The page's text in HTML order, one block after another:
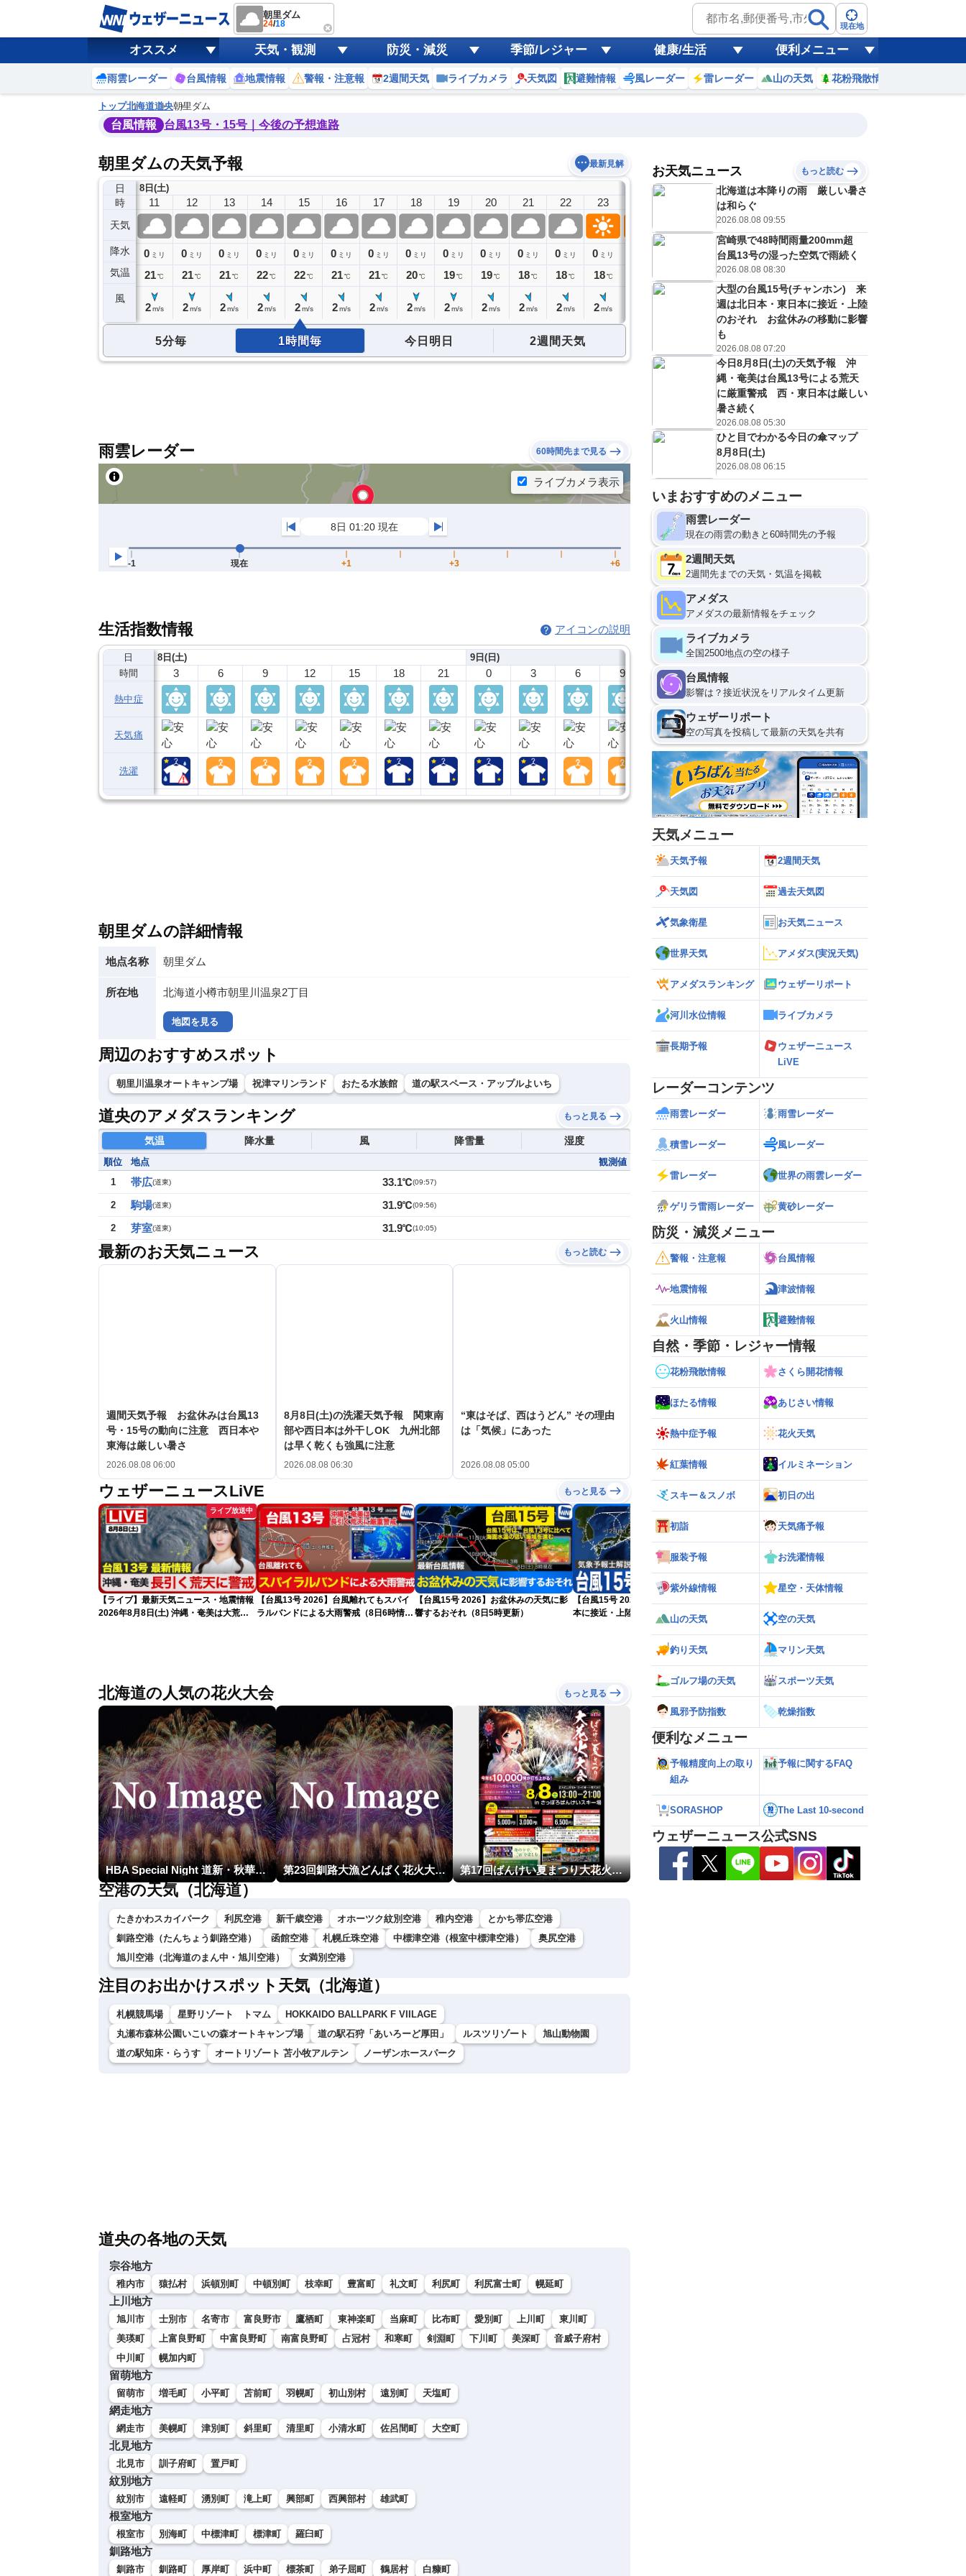
朝里ダム
24/18 現在地
オススメ 天気・観測 防災・減災 季節/レジャー 健康/生活 便利メニュー
雨雲レーダー 台風情報 地震情報 警報・注意報 2週間天気 ライブカメラ 天気図 避難情報 風レーダー 雷レーダー 山の天気 花粉飛散情報
トップ北海道道央朝里ダム
台風情報 台風13号・15号｜今後の予想進路
朝里ダムの天気予報 最新見解
日
時
天気
降水
気温
風
8日(土)
10
0ミリ
20℃
11
0 ミリ
21℃
2 m/s
12
0 ミリ
21℃
2 m/s
13
0 ミリ
21℃
2 m/s
14
0 ミリ
22℃
2 m/s
15
0 ミリ
22℃
2 m/s
16
0 ミリ
21℃
2 m/s
17
0 ミリ
21℃
2 m/s
18
0 ミリ
20℃
2 m/s
19
0 ミリ
19℃
2 m/s
20
0 ミリ
19℃
2 m/s
21
0 ミリ
18℃
2 m/s
22
0 ミリ
18℃
2 m/s
23
0 ミリ
18 ℃
2m/s
9日(日)
2
ミリ
17
m/s
3
0ミリ
17
1m/s
0ミリ
17
1 m/s
0ミリ
1m/s
0
1m/s
5分毎 1時間毎 今日明日 2週間天気
雨雲レーダー 60時間先まで見る
生活指数情報 アイコンの説明
日
時間
熱中症
天気痛
洗濯
8日(土)
3 6 9 12 15 18 21
9日(日)
0 3 6 9 12
朝里ダムの詳細情報
地点名称 朝里ダム
所在地 北海道小樽市朝里川温泉2丁目
地図を見る
周辺のおすすめスポット
朝里川温泉オートキャンプ場 祝津マリンランド おたる水族館 道の駅スペース・アップルよいち
道央のアメダスランキング もっと見る
気温 降水量 風 降雪量 湿度
順位 地点
観測値
1
帯広(道東) 33.1℃(09:57)
2 駒場(道東) 31.9℃(09:56)
2 芽室(道東) 31.9℃(10:05)
最新のお天気ニュース もっと読む
週間天気予報 お盆休みは台風13
号・15号の動向に注意 西日本や
東海は厳しい暑さ
2026.08.08 06:00
8月8日(土)の洗濯天気予報 関東南
部や西日本は外干しOK 九州北部
は早く乾くも強風に注意
2026.08.08 06:30
“東はそば、西はうどん” その理由
は「気候」にあった
2026.08.08 05:00
ウェザーニュースLiVE もっと見る
ライブ放送中
【ライブ】最新天気ニュース・地震情報
2026年8月8日(土) 沖縄・奄美は大荒れ
【台風13号 2026】台風離れてもスパイ
ラルバンドによる大雨警戒（8日6時情
【台風15号 2026】お盆休みの天気に影
響するおそれ（8日5時更新）
【台風15号 2026】今後の進路は？北日
本に接近・上陸する可能性も（7日22時
で続く？／ウェザーニュース気象予報士
解説（7日22時情報）
北海道の人気の花火大会 もっと見る
HBA Special Night 道新・秋華火（はなび） 第23回釧路大漁どんぱく花火大会 ～道新・光と音のファンタジー～ 第17回ばんけい夏まつり大花火大会
空港の天気（北海道）
たきかわスカイパーク 利尻空港 新千歳空港 オホーツク紋別空港 稚内空港
とかち帯広空港
釧路空港（たんちょう釧路空港）
函館空港 札幌丘珠空港 中標津空港（根室中標津空港）
奥尻空港
旭川空港（北海道のまん中・旭川空港）
女満別空港
注目のお出かけスポット天気（北海道）
札幌競馬場 星野リゾート トマム
HOKKAIDO BALLPARK F VIILAGE
丸瀬布森林公園いこいの森オートキャンプ場
道の駅石狩「あいろーど厚田」 ルスツリゾート
旭山動物園
道の駅知床・らうす
オートリゾート 苫小牧アルテン ノーザンホースパーク
道央の各地の天気
宗谷地方
稚内市 猿払村 浜頓別町 中頓別町 枝幸町 豊富町 礼文町 利尻町 利尻富士町 幌延町
上川地方
旭川市 士別市 名寄市 富良野市 鷹栖町 東神楽町 当麻町 比布町 愛別町 上川町
東川町
美瑛町
上富良野町 中富良野町 南富良野町 占冠村 和寒町 剣淵町 下川町 美深町
音威子府村
中川町
幌加内町
留萌地方
留萌市 増毛町 小平町 苫前町 羽幌町 初山別村 遠別町 天塩町
網走地方
網走市 美幌町 津別町 斜里町 清里町 小清水町 佐呂間町 大空町
北見地方
北見市 訓子府町 置戸町
紋別地方
紋別市 遠軽町 湧別町 滝上町 興部町 西興部村 雄武町
根室地方
根室市 別海町 中標津町 標津町 羅臼町
釧路地方
釧路市 釧路町 厚岸町 浜中町 標茶町 弟子屈町 鶴居村 白糠町
お天気ニュース もっと読む
北海道は本降りの雨 厳しい暑さ
は和らぐ
2026.08.08 09:55
宮崎県で48時間雨量200mm超
台風13号の湿った空気で雨続く
2026.08.08 08:30
大型の台風15号(チャンホン) 来
週は北日本・東日本に接近・上陸
のおそれ お盆休みの移動に影響
も
2026.08.08 07:20
今日8月8日(土)の天気予報 沖
縄・奄美は台風13号による荒天
に厳重警戒 西・東日本は厳しい
暑さ続く
2026.08.08 05:30
ひと目でわかる今日の傘マップ
8月8日(土)
2026.08.08 06:15
いまおすすめのメニュー
雨雲レーダー
現在の雨雲の動きと60時間先の予報
2週間天気
2週間先までの天気・気温を掲載
アメダス
アメダスの最新情報をチェック
ライブカメラ
全国2500地点の空の様子
台風情報
影響は？接近状況をリアルタイム更新
ウェザーリポート
空の写真を投稿して最新の天気を共有
天気メニュー
天気予報 2週間天気
天気図 過去天気図
気象衛星 お天気ニュース
世界天気 アメダス(実況天気)
アメダスランキング ウェザーリポート
河川水位情報 ライブカメラ
長期予報
ウェザーニュース
LiVE
レーダーコンテンツ
雨雲レーダー 雨雪レーダー
積雪レーダー 風レーダー
雷レーダー 世界の雨雲レーダー
ゲリラ雷雨レーダー 黄砂レーダー
防災・減災メニュー
警報・注意報 台風情報
地震情報 津波情報
火山情報 避難情報
自然・季節・レジャー情報
花粉飛散情報 さくら開花情報
ほたる情報 あじさい情報
熱中症予報 花火天気
紅葉情報 イルミネーション
スキー＆スノボ 初日の出
初詣 天気痛予報
服装予報 お洗濯情報
紫外線情報 星空・天体情報
山の天気 空の天気
釣り天気 マリン天気
ゴルフ場の天気 スポーツ天気
風邪予防指数 乾燥指数
便利なメニュー
予報精度向上の取り
組み
予報に関するFAQ
SORASHOP The Last 10-second
ウェザーニュース公式SNS